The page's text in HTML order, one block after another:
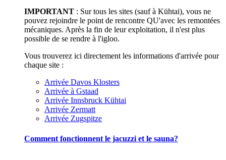
IMPORTANT : Sur tous les sites (sauf à Kühtai), vous ne
pouvez rejoindre le point de rencontre QU'avec les remontées
mécaniques. Après la fin de leur exploitation, il n'est plus
possible de se rendre à l'igloo.
Vous trouverez ici directement les informations d'arrivée pour
chaque site :
Arrivée Davos Klosters
Arrivée à Gstaad
Arrivée Innsbruck Kühtai
Arrivée Zermatt
Arrivée Zugspitze
Comment fonctionnent le jacuzzi et le sauna?